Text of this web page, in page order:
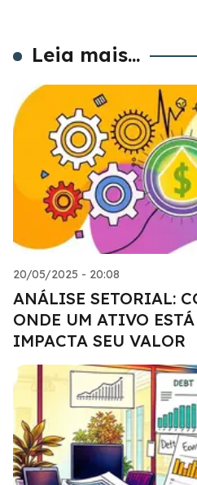
Leia mais...
20/05/2025 - 20:08
ANÁLISE SETORIAL:
ONDE UM ATIVO
IMPACTA SEU VALOR